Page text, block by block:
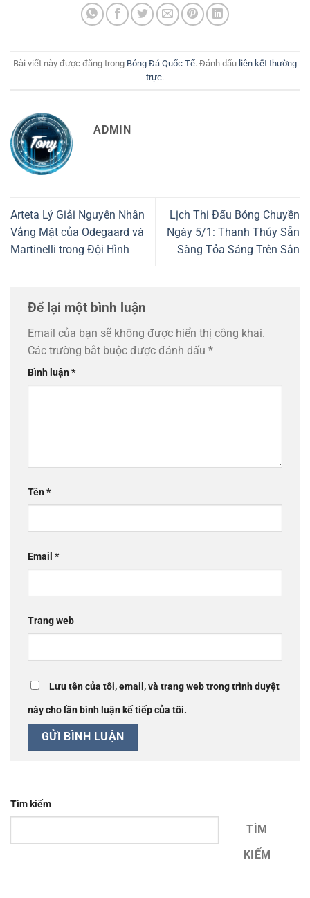
Bài viết này được đăng trong Bóng Đá Quốc Tế. Đánh dấu liên kết thường
trực.
ADMIN
Arteta Lý Giải Nguyên Nhân
Vắng Mặt của Odegaard và
Martinelli trong Đội Hình
Lịch Thi Đấu Bóng Chuyền
Ngày 5/1: Thanh Thúy Sẵn
Sàng Tỏa Sáng Trên Sân
Để lại một bình luận
Email của bạn sẽ không được hiển thị công khai.
Các trường bắt buộc được đánh dấu *
Bình luận*
Tên*
Email *
Trang web
Lưu tên của tôi, email, và trang web trong trình duyệt
này cho lần bình luận kế tiếp của tôi.
Tìm kiếm
TÌM
KIẾM